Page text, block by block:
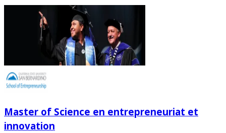
Master of Science en entrepreneuriat et
innovation